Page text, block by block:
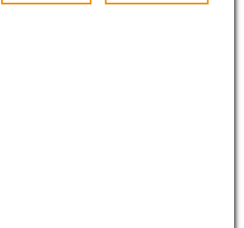
VG Birkenfeld